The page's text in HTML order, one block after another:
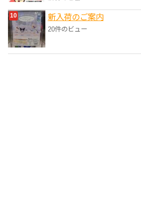
新入荷のご案内
20件のビュー